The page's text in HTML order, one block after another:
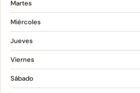
Martes
Miércoles
Jueves
Viernes
Sábado